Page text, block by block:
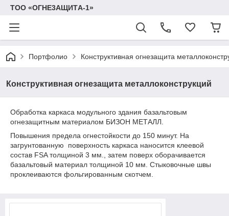
TOO «OГHE3AЩИTА-1»
Портфолио Конструктивная огнезащита
Конструктивная огнезащита металлоконструкций
Обработка каркаса модульного здания базальтовым
огнезащитным материалом БИЗОН МЕТАЛЛ.
Повышения предела огнестойкости до 150 минут. На
загрунтованную поверхность каркаса наносится клеевой
состав FSA толщиной 3 мм., затем поверх оборачивается
базальтовый материал толщиной 10 мм. Стыковочные швы
проклеиваются фольгированным скотчем.